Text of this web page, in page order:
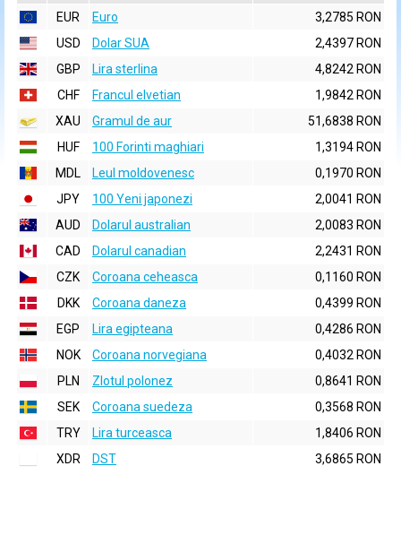
EUR
Euro
3,2785 RON
USD
Dolar SUA
2,4397 RON
GBP
Lira sterlina
4,8242 RON
CHF
Francul elvetian
1,9842 RON
XAU
Gramul de aur
51,6838 RON
HUF
100 Forinti maghiari
1,3194 RON
MDL
Leul moldovenesc
0,1970 RON
JPY
100 Yeni japonezi
2,0041 RON
AUD
Dolarul australian
2,0083 RON
CAD
Dolarul canadian
2,2431 RON
CZK
Coroana ceheasca
0,1160 RON
DKK
Coroana daneza
0,4399 RON
EGP
Lira egipteana
0,4286 RON
NOK
Coroana norvegiana
0,4032 RON
PLN
Zlotul polonez
0,8641 RON
SEK
Coroana suedeza
0,3568 RON
TRY
Lira turceasca
1,8406 RON
XDR
DST 3,6865 RON